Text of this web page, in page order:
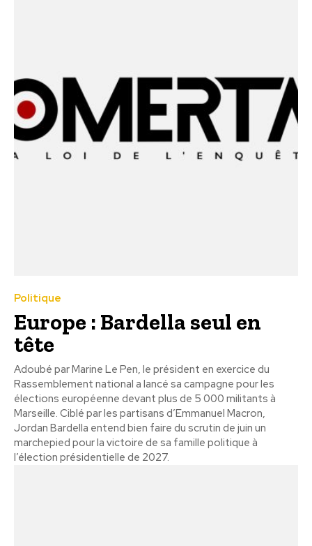
Politique
Europe : Bardella seul en
tête
Adoubé par Marine Le Pen, le président en exercice du
Rassemblement national a lancé sa campagne pour les
élections européenne devant plus de 5 000 militants à
Marseille. Ciblé par les partisans d’Emmanuel Macron,
Jordan Bardella entend bien faire du scrutin de juin un
marchepied pour la victoire de sa famille politique à
l’élection présidentielle de 2027.